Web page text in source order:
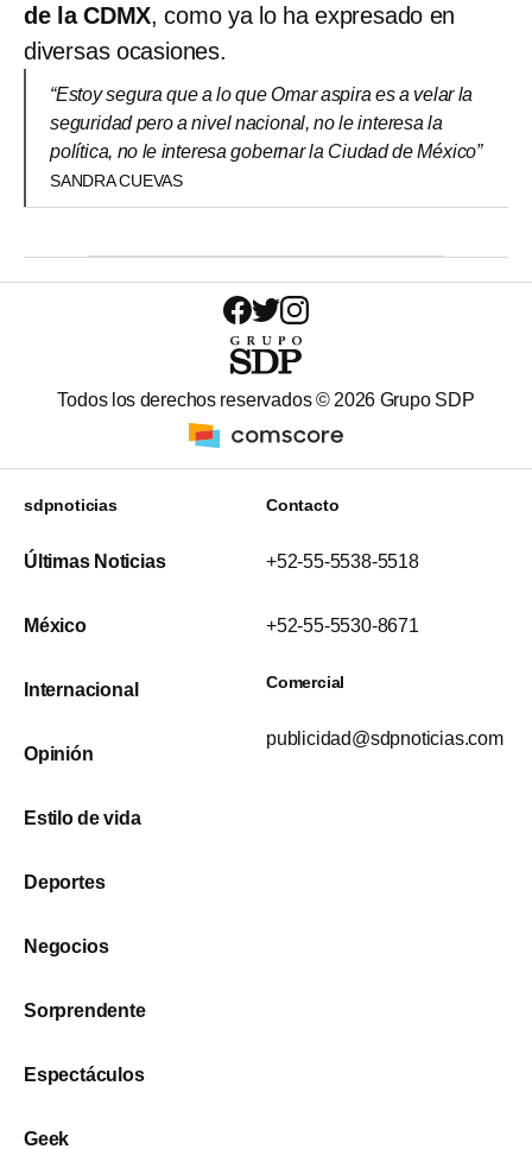
de la CDMX, como ya lo ha expresado en
diversas ocasiones.
“Estoy segura que a lo que Omar aspira es a velar la
seguridad pero a nivel nacional, no le interesa la
política, no le interesa gobernar la Ciudad de México”
SANDRA CUEVAS
Todos los derechos reservados © 2026 Grupo SDP
sdpnoticias
Últimas Noticias
México
Internacional
Opinión
Estilo de vida
Deportes
Negocios
Sorprendente
Espectáculos
Geek
Contacto
+52-55-5538-5518
+52-55-5530-8671
Comercial
publicidad@sdpnoticias.com